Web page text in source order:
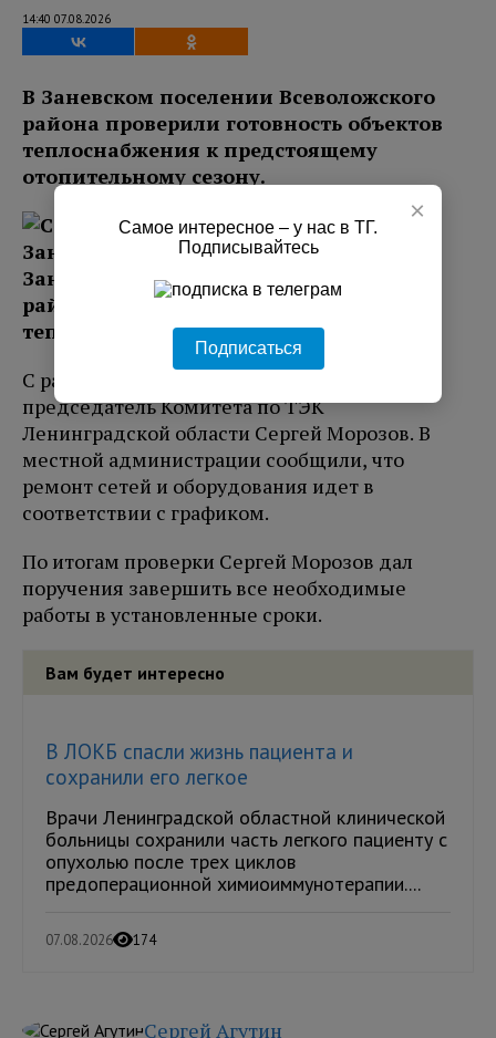
14:40 07.08.2026
В Заневском поселении Всеволожского
района проверили готовность объектов
теплоснабжения к предстоящему
отопительному сезону.
С рабочей поездкой объекты посетил
председатель Комитета по ТЭК
Ленинградской области Сергей Морозов. В
местной администрации сообщили, что
ремонт сетей и оборудования идет в
соответствии с графиком.
По итогам проверки Сергей Морозов дал
поручения завершить все необходимые
работы в установленные сроки.
Вам будет интересно
В ЛОКБ спасли жизнь пациента и
сохранили его легкое
Врачи Ленинградской областной клинической
больницы сохранили часть легкого пациенту с
опухолью после трех циклов
предоперационной химиоиммунотерапии....
07.08.2026 174
Сергей Агутин
×
Самое интересное – у нас в ТГ.
Подписывайтесь
Подписаться